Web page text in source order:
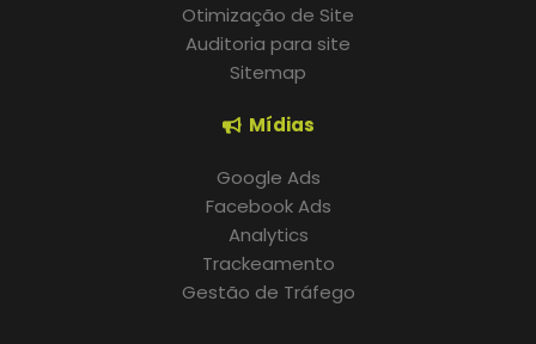
Otimização de Site
Auditoria para site
Sitemap
Mídias
Google Ads
Facebook Ads
Analytics
Trackeamento
Gestão de Tráfego